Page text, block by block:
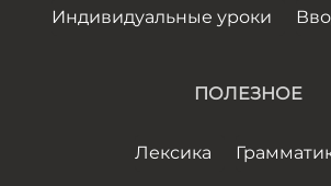
Индивидуальные уроки
ПОЛЕЗНОЕ
Лексика